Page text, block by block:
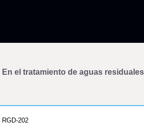
En el tratamiento de aguas residuales
202